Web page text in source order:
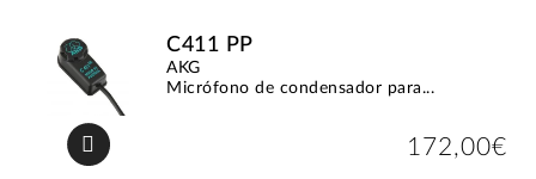
C411 PP
AKG
Micrófono de condensador para...
172,00€